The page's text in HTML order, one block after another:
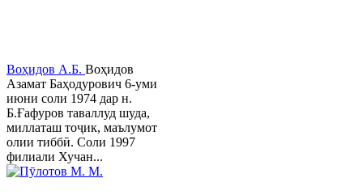
Воҳидов А.Б. Воҳидов
Азамат Баҳодурович 6-уми
июни соли 1974 дар н.
Б.Ғафуров таваллуд шуда,
миллаташ тоҷик, маълумот
олии тиббӣ. Соли 1997
филиали Хучан...